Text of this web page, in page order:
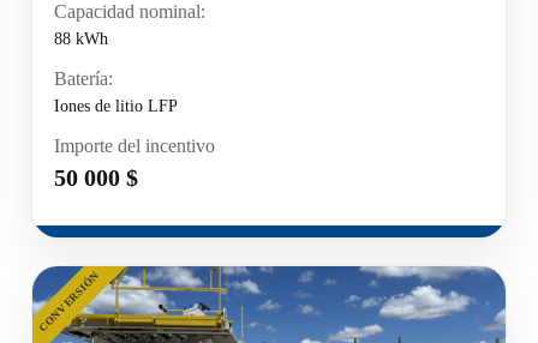
Capacidad nominal:
88 kWh
Batería:
Iones de litio LFP
Importe del incentivo
50 000 $
CONVERSIÓN